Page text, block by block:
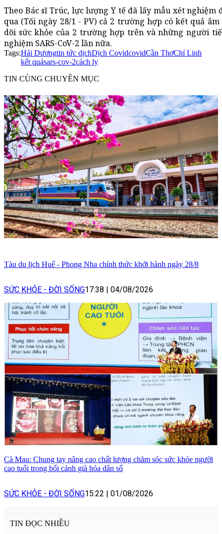
Theo Bác sĩ Trúc, lực lượng Y tế đã lấy mẫu xét
qua (Tối ngày 28/1 - PV) cả 2 trường hợp có kết quả
dõi sức khỏe của 2 trường hợp trên và những người
nghiệm SARS-CoV-2 lần nữa.
Tags:Hải Dươngtin tức dịchDịch CovidcovidCần ThơChí Linh
kết quảsars-cov-2cách ly
TIN CÙNG CHUYÊN MỤC
Tàu du lịch Huế - Phong Nha chính thức khởi hành ngày 28/8
SỨC KHỎE - ĐỜI SỐNG17:38 04/08/2026
Cà Mau: Chung tay nâng cao chất lượng chăm sóc sức khỏe người
cao tuổi trong bối cảnh già hóa dân số
SỨC KHỎE - ĐỜI SỐNG15:22 01/08/2026
TIN ĐỌC NHIỀU